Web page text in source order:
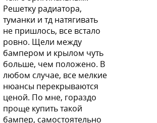
S10 - GRANIT (Гранит)
S10 - GRANIT (Гранит)
D01 - BLACK (Черный)
Решетку радиатора,
туманки и тд натягивать
не пришлось, все встало
ровно. Щели между
бампером и крылом чуть
больше, чем положено. В
любом случае, все мелкие
нюансы перекрываются
ценой. По мне, гораздо
проще купить такой
бампер, самостоятельно